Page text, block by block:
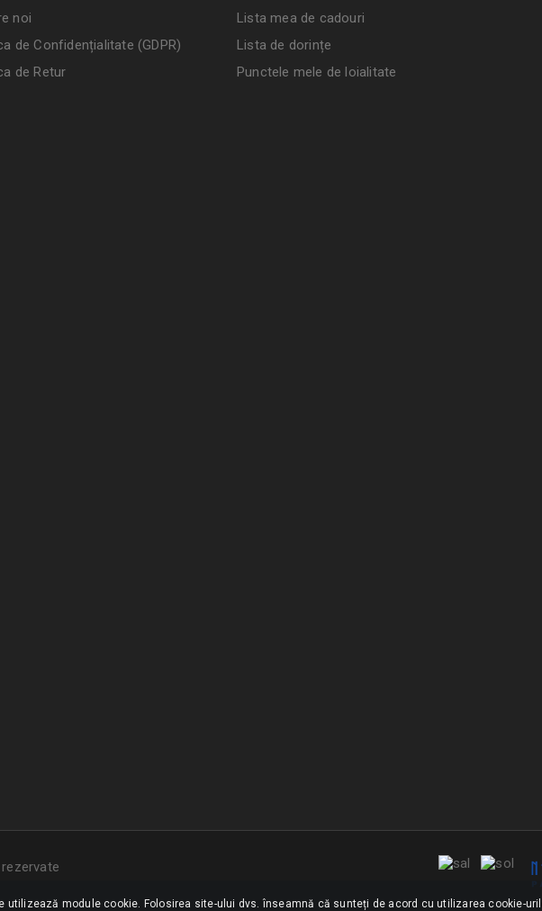
noi
de Confidențialitate (GDPR)
de Retur
Lista mea de cadouri
Lista de dorințe
Punctele mele de loialitate
utilizează module cookie. Folosirea site-ului dvs. înseamnă că sunteți de acord cu utilizarea cookie-